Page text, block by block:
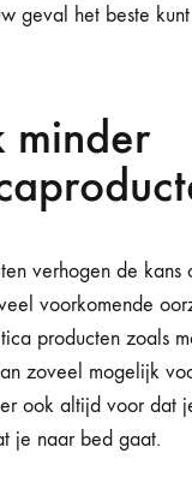
minder
verhogen de kans
voorkomende
producten zoals
zoveel mogelijk
ook altijd voor dat
je naar bed gaat.
geval het beste